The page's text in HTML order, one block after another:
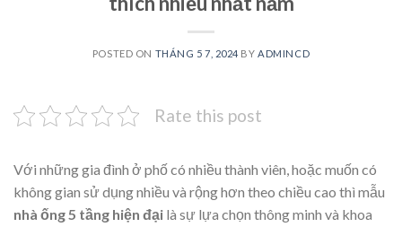
POSTED ON THÁNG 5 7, 2024 BYADMINCD
Rate this post
Với những gia đình ở phố có nhiều thành viên, hoặc muốn có
không gian sử dụng nhiều và rộng hơn theo chiều cao thì mẫu
nhà ống 5 tầng hiện đại là sự lựa chọn thông minh và khoa